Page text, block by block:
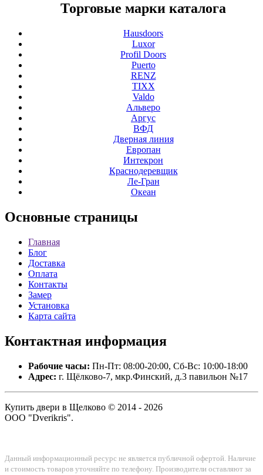
Торговые марки каталога
Hausdoors
Luxor
Profil Doors
Puerto
RENZ
TIXX
Valdo
Альверо
Аргус
ВФД
Дверная линия
Европан
Интекрон
Краснодеревщик
Ле-Гран
Океан
Основные страницы
Главная
Блог
Доставка
Оплата
Контакты
Замер
Установка
Карта сайта
Контактная информация
Рабочие часы: Пн-Пт: 08:00-20:00, Сб-Вс: 10:00-18:00
Адрес: г. Щёлково-7, мкр.Финский, д.3 павильон №17
Купить двери в Щелково © 2014 - 2026
ООО "Dverikris".
Данный информационный ресурс не является публичной офертой. Наличие
и стоимость товаров уточняйте по телефону. Производители оставляют за